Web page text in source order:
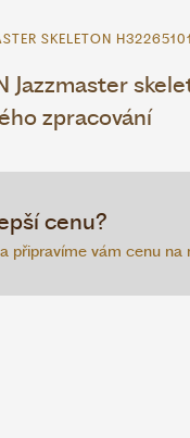
SKELETON
Jazzmaster
zpracování
cenu?
připravíme vám cenu na